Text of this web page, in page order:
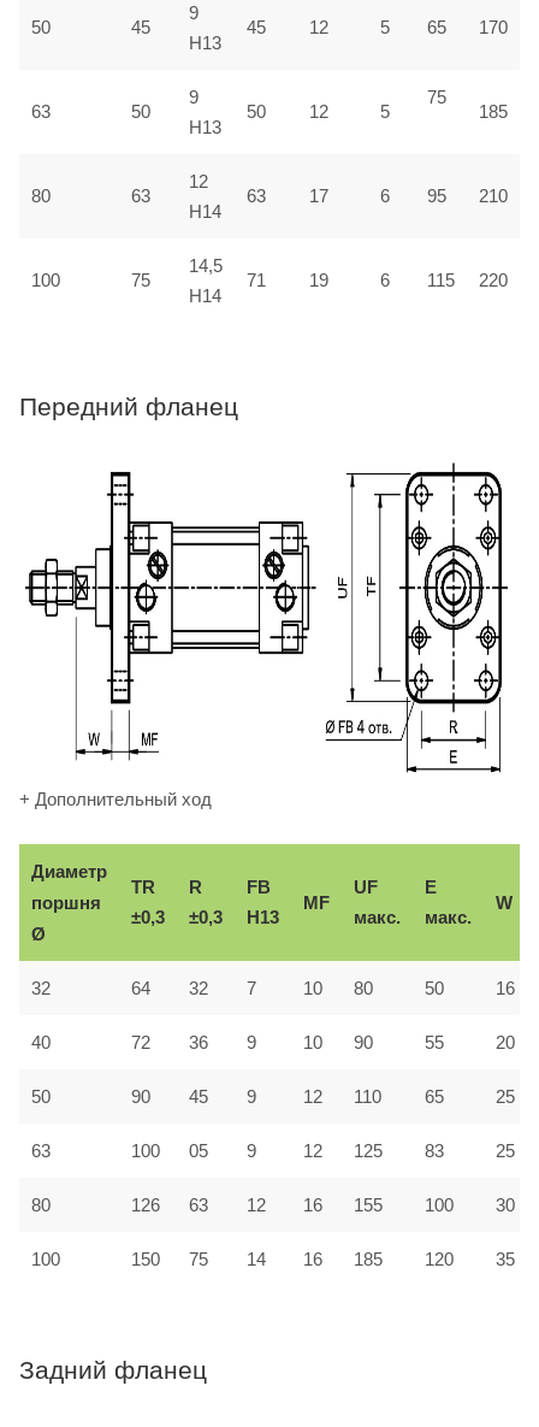
50 45
9
H13
45 12 5 65 170
63 50
9
H13
50 12 5
75
185
80 63
12
H14
63 17 6 95 210
100 75
14,5
H14
71 19 6 115 220
Передний фланец
+ Дополнительный ход
Диаметр
поршня
Ø
TR
±0,3
R
±0,3
FB
H13
MF
UF
макс.
E
макс.
W
32 64 32 7 10 80 50 16
40 72 36 9 10 90 55 20
50 90 45 9 12 110 65 25
63 100 05 9 12 125 83 25
80 126 63 12 16 155 100 30
100 150 75 14 16 185 120 35
Задний фланец